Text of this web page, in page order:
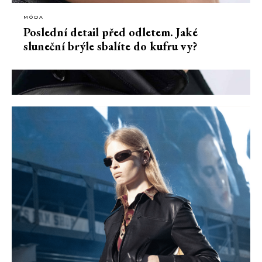
MÓDA
Poslední detail před odletem. Jaké
sluneční brýle sbalíte do kufru vy?